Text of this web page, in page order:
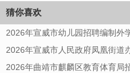
猜你喜欢
2026年宣威市幼儿园招聘编制外
2026年宣威市人民政府凤凰街道
2026年曲靖市麒麟区教育体育局